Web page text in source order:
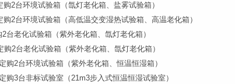
台环境试验箱（氙灯老化箱、盐雾试验箱）
台环境试验箱（高低温交变湿热试验箱、高温老化箱）
化试验箱（紫外老化箱、氙灯老化箱）
台老化试验箱（紫外老化箱、氙灯老化箱）
2台环境试验箱（紫外老化箱、恒温恒湿箱）
3台非标试验室（21m3步入式恒温恒湿试验室）